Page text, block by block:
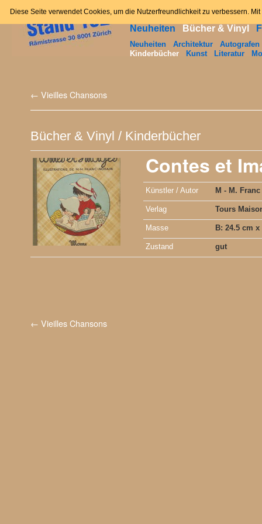
Zum
Inhalt
Home News Angebot
← Vieilles Chansons
Neuheiten Bücher & Vinyl
Neuheiten Architektur
Autografen
Kinderbücher
Kunst Literatur
Bücher & Vinyl / Kinderbücher
Contes et
Künstler / Autor M - M.
Verlag Tours
Masse B: 24.5 cm
Zustand gut
← Vieilles Chansons
Diese Seite verwendet Cookies, um die Nutzerfreundlichkeit zu verbessern.